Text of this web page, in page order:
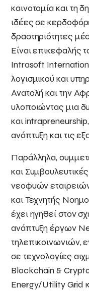
καινοτομία και τη
ιδέες σε
δραστηριότητες
Είναι επικεφαλής
Intrasoft
λογισμικού και
Ανατολή και την
υλοποιώντας μια
και
ανάπτυξη και τις
Παράλληλα,
και
νεοφυών
και Τεχνητής
έχει ηγηθεί στον
ανάπτυξη έργων
τηλεπικοινωνιών,
σε τεχνολογίες
Blockchain &
Energy/Utility Grid